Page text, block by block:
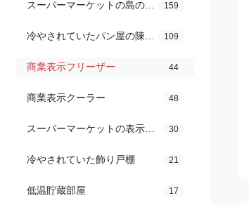
159
109
商業表示フリーザー 44
商業表示クーラー 48
30
冷やされていた飾り戸棚 21
低温貯蔵部屋 17